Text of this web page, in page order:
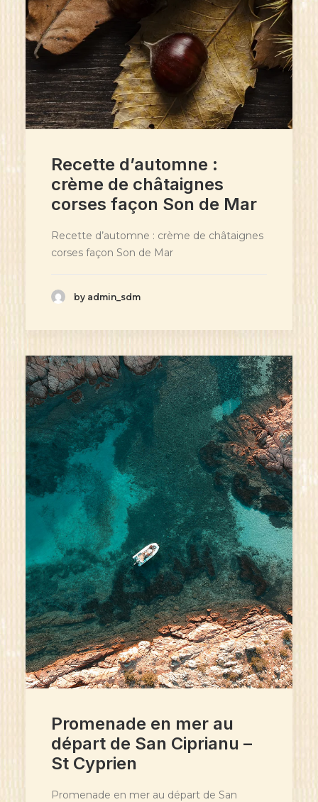
Recette d’automne :
crème de châtaignes
corses façon Son de Mar
Recette d’automne : crème de châtaignes
corses façon Son de Mar
by admin_sdm
Promenade en mer au
départ de San Ciprianu –
St Cyprien
Promenade en mer au départ de San